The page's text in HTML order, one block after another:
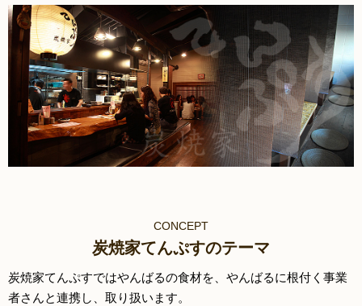
CONCEPT
炭焼家てんぷすのテーマ
炭焼家てんぷすではやんばるの食材を、やんばるに根付く事業
者さんと連携し、取り扱います。